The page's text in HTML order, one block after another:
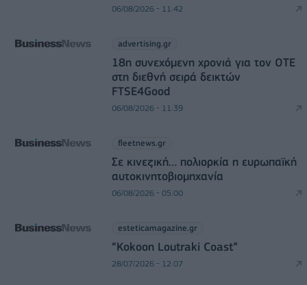
06/08/2026 - 11:42
advertising.gr
18η συνεχόμενη χρονιά για τον ΟΤΕ
στη διεθνή σειρά δεικτών
FTSE4Good
06/08/2026 - 11:39
fleetnews.gr
Σε κινεζική… πολιορκία η ευρωπαϊκή
αυτοκινητοβιομηχανία
06/08/2026 - 05:00
esteticamagazine.gr
“Kokoon Loutraki Coast”
28/07/2026 - 12:07